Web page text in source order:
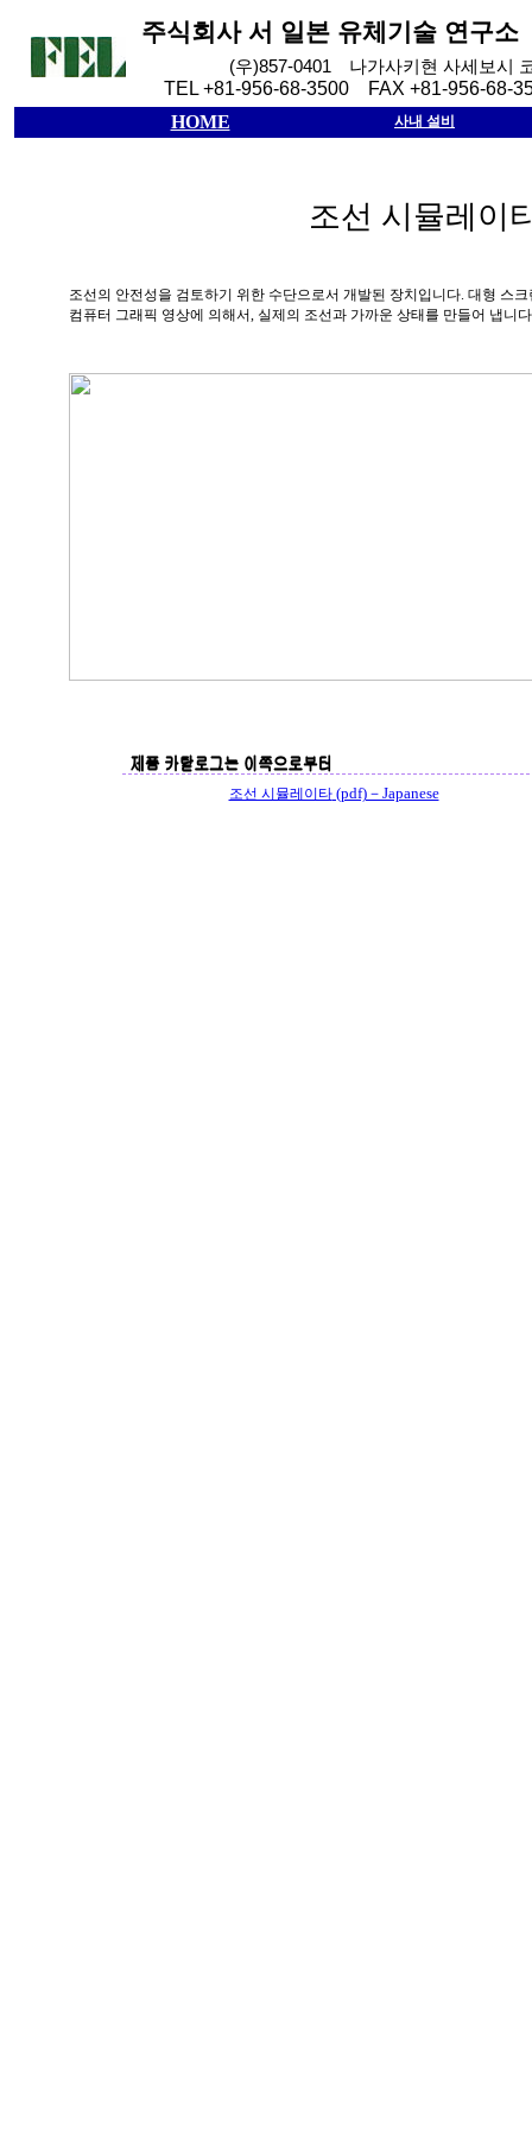
주식회사 서 일본 유체기술 연구소
(우)857-0401 나가사키현 사세보시
TEL +81-956-68-3500 FAX +81-956-68-
HOME
사내 설비
조선 시뮬레이
조선의 안전성을 검토하기 위한 수단으로서 개발된 장치입니다. 대형 스크
컴퓨터 그래픽 영상에 의해서, 실제의 조선과 가까운 상태를 만들어 냅니다
조선 시뮬레이타(pdf)－Japanese